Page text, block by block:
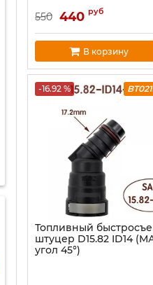
550 440 руб
В корзину
-16.92 %
Топливный
штуцер D15.82 ID14
угол 45°)